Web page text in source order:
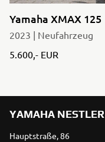
Yamaha XMAX 125
2023 | Neufahrzeug
5.600,- EUR
YAMAHA NESTLER
Hauptstraße, 86